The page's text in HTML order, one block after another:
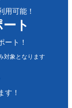
用可能！
ト
ート！
対象となります
す！